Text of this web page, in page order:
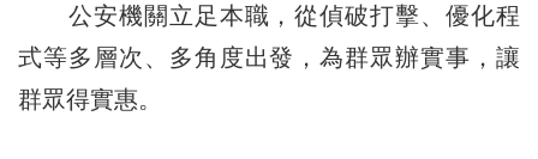
公安機關立足本職，從偵破打擊、優化程
式等多層次、多角度出發，為群眾辦實事，讓
群眾得實惠。